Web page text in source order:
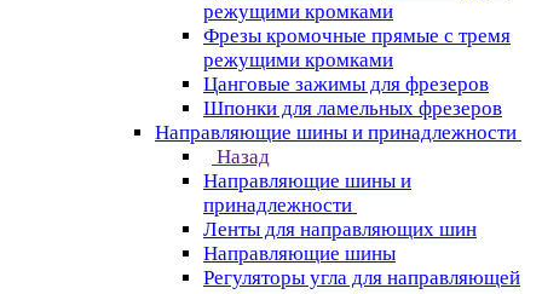
режущими кромками
Фрезы кромочные прямые с тремя
режущими кромками
Цанговые зажимы для фрезеров
Шпонки для ламельных фрезеров
Направляющие шины и принадлежности
Назад
Направляющие шины и
принадлежности
Ленты для направляющих шин
Направляющие шины
Регуляторы угла для направляющей